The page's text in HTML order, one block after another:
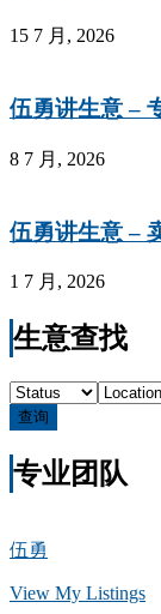
15 7 月, 2026
伍勇讲生意 –
8 7 月, 2026
伍勇讲生意 –
1 7 月, 2026
生意查找
查询
专业团队
伍勇
View My Listings